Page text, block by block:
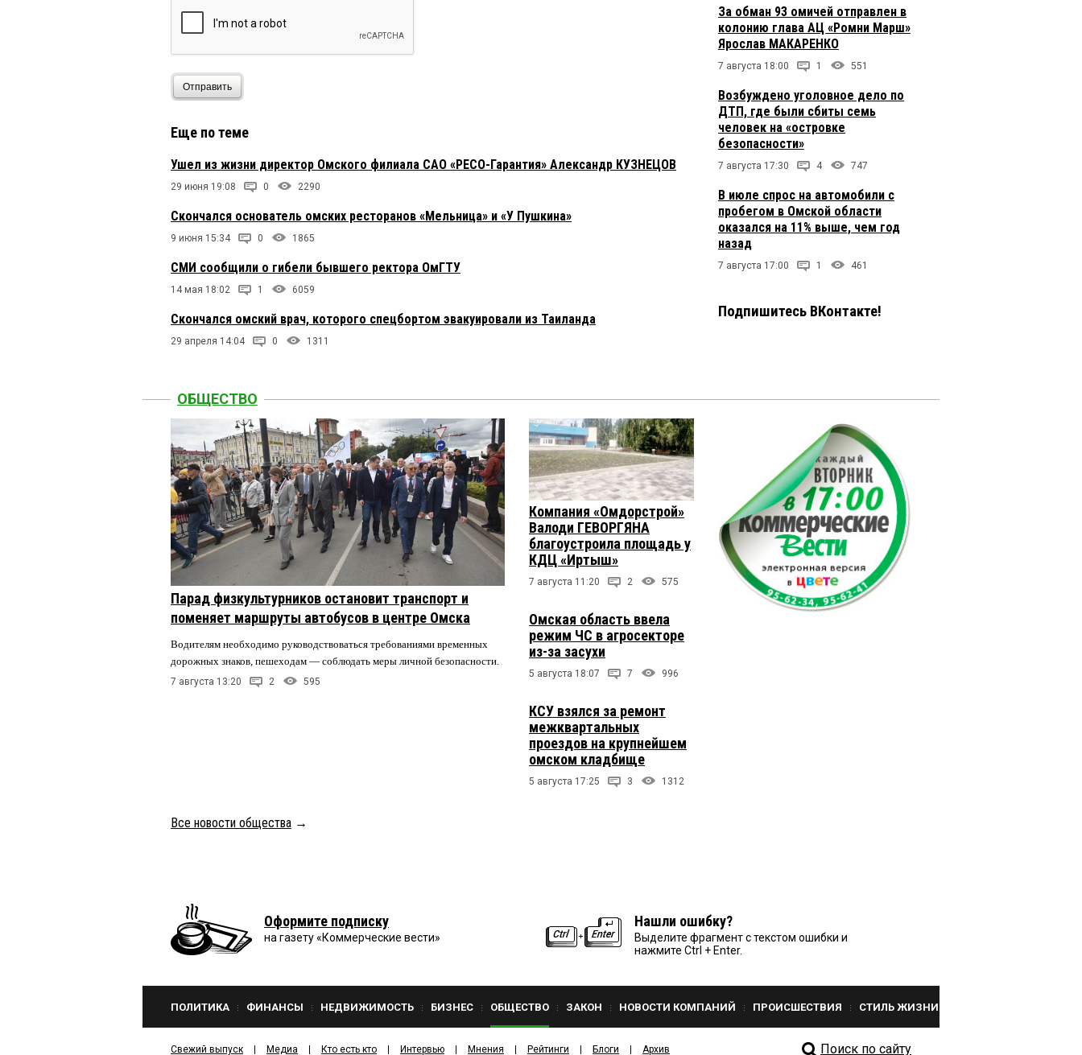
Отправить
Еще по теме
Ушел из жизни директор Омского филиала САО «РЕСО-Гарантия» Александр КУЗНЕЦОВ
29 июня 19:08 0 2290
Скончался основатель омских ресторанов «Мельница» и «У Пушкина»
9 июня 15:34 0 1865
СМИ сообщили о гибели бывшего ректора ОмГТУ
14 мая 18:02 1 6059
Скончался омский врач, которого спецбортом эвакуировали из Таиланда
29 апреля 14:04 0 1311
За обман 93 омичей отправлен в
колонию глава АЦ «Ромни Марш»
Ярослав МАКАРЕНКО
7 августа 18:00 1 551
Возбуждено уголовное дело по
ДТП, где были сбиты семь
человек на «островке
безопасности»
7 августа 17:30 4 747
В июле спрос на автомобили с
пробегом в Омской области
оказался на 11% выше, чем год
назад
7 августа 17:00 1 461
Подпишитесь ВКонтакте!
ОБЩЕСТВО
Парад физкультурников остановит транспорт и
поменяет маршруты автобусов в центре Омска
Водителям необходимо руководствоваться требованиями временных
дорожных знаков, пешеходам — соблюдать меры личной безопасности.
7 августа 13:20 2 595
Компания «Омдорстрой»
Валоди ГЕВОРГЯНА
благоустроила площадь у
КДЦ «Иртыш»
7 августа 11:20 2 575
Омская область ввела
режим ЧС в агросекторе
из-за засухи
5 августа 18:07 7 996
КСУ взялся за ремонт
межквартальных
проездов на крупнейшем
омском кладбище
5 августа 17:25 3 1312
Все новости общества →
Оформите подписку
на газету «Коммерческие вести»
Нашли ошибку?
Выделите фрагмент с текстом ошибки и
нажмите Ctrl + Enter.
ПОЛИТИКА ФИНАНСЫ НЕДВИЖИМОСТЬ БИЗНЕС ОБЩЕСТВО ЗАКОН НОВОСТИ КОМПАНИЙ ПРОИСШЕСТВИЯ СТИЛЬ ЖИЗНИ
Свежий выпуск Медиа Кто есть кто Интервью Мнения Рейтинги Блоги Архив Поиск по сайту